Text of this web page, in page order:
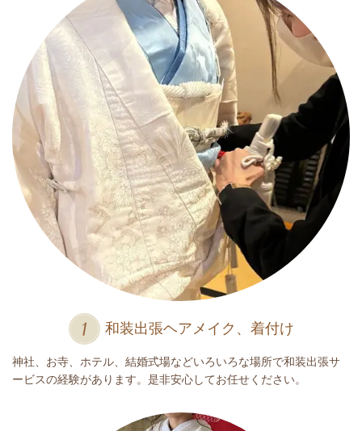
和装出張ヘアメイク、着付け
神社、お寺、ホテル、結婚式場などいろいろな場所で和装出張サ
ービスの経験があります。是非安心してお任せください。